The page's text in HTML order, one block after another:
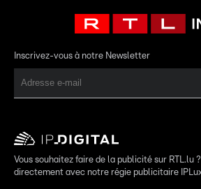
Inscrivez-vous à notre Newsletter
Vous souhaitez faire de la publicité sur RTL.lu
directement avec notre régie publicitaire